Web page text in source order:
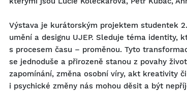
Výstava je kurátorským projektem studentek
umění a designu UJEP. Sleduje téma identity,
s procesem času – proměnou. Tyto
se jednoduše a přirozeně stanou z povahy
zapomínání, změna osobní víry, akt kreativity
i psychické změny nás mohou děsit a být